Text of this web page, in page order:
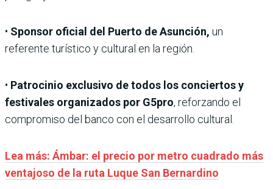
• Sponsor oficial del Puerto de Asunción, un
referente turístico y cultural en la región.
• Patrocinio exclusivo de todos los conciertos y
festivales organizados por G5pro, reforzando el
compromiso del banco con el desarrollo cultural.
Lea más: Ámbar: el precio por metro cuadrado más
ventajoso de la ruta Luque San Bernardino